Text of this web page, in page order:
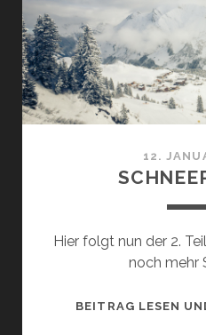
12.
Hier folgt nun der 2.
noch mehr
BEITRAG LESEN